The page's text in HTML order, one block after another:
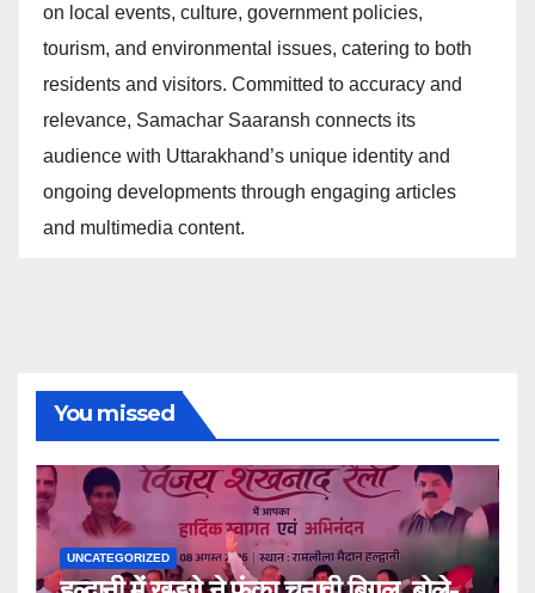
on local events, culture, government policies,
tourism, and environmental issues, catering to both
residents and visitors. Committed to accuracy and
relevance, Samachar Saaransh connects its
audience with Uttarakhand’s unique identity and
ongoing developments through engaging articles
and multimedia content.
You missed
UNCATEGORIZED